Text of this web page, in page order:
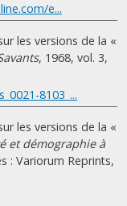
e...
les versions de la «
, 1968, vol. 3,
8103_...
les versions de la «
et démographie à
: Variorum Reprints,